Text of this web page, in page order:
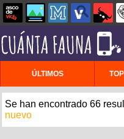
ÚLTIMOS TOP
Se han encontrado 66
nuevo